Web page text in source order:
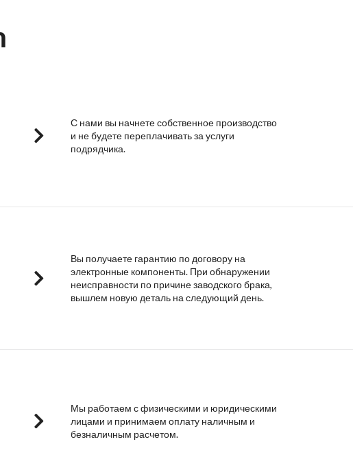
С нами вы начнете собственное производство
и не будете переплачивать за услуги
подрядчика.
Вы получаете гарантию по договору на
электронные компоненты. При обнаружении
неисправности по причине заводского брака,
вышлем новую деталь на следующий день.
Мы работаем с физическими и юридическими
лицами и принимаем оплату наличным и
безналичным расчетом.